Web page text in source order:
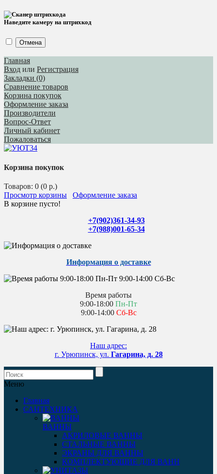
Наведите камеру на штрихкод
Отмена
Главная
Вход или Регистрация
Закладки (0)
Сравнение товаров
Корзина покупок
Оформление заказа
Производители
Вопрос-Ответ
Личный кабинет
Пожаловаться
Корзина покупок
Товаров: 0 (0 р.)
Просмотр корзины
Оформление заказа
В корзине пусто!
+7(902)361-34-93
+7(988)001-65-34
Информация о доставке
Время работы
9:00-18:00 Пн-Пт
9:00-14:00 Сб-Вс
Наш адрес:
г. Урюпинск, ул. Гагарина, д. 28
Меню
Главная
САНТЕХНИКА
ВАННЫ
АКРИЛОВЫЕ ВАННЫ
СТАЛЬНЫЕ ВАННЫ
ЭКРАНЫ ДЛЯ ВАННЫ
КОМПЛЕКТУЮЩИЕ ДЛЯ ВАНН